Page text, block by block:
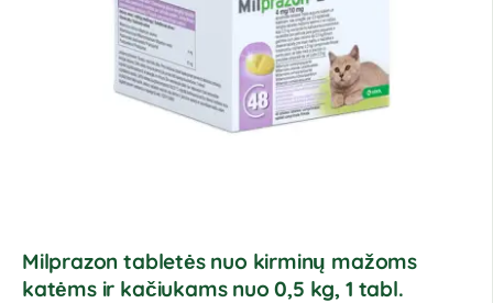
Milprazon tabletės nuo kirminų mažoms
katėms ir kačiukams nuo 0,5 kg, 1 tabl.